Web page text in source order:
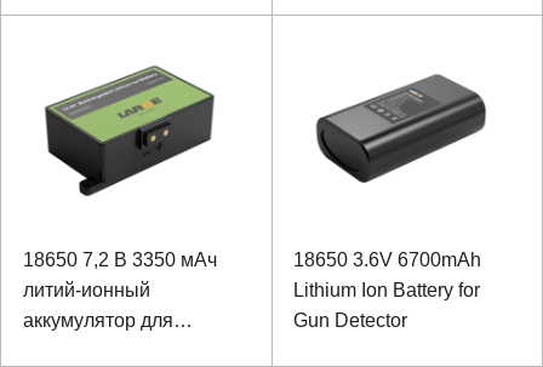
18650 7,2 В 3350 мАч
литий-ионный
аккумулятор для
18650 3.6V 6700mAh
Lithium Ion Battery for
Gun Detector